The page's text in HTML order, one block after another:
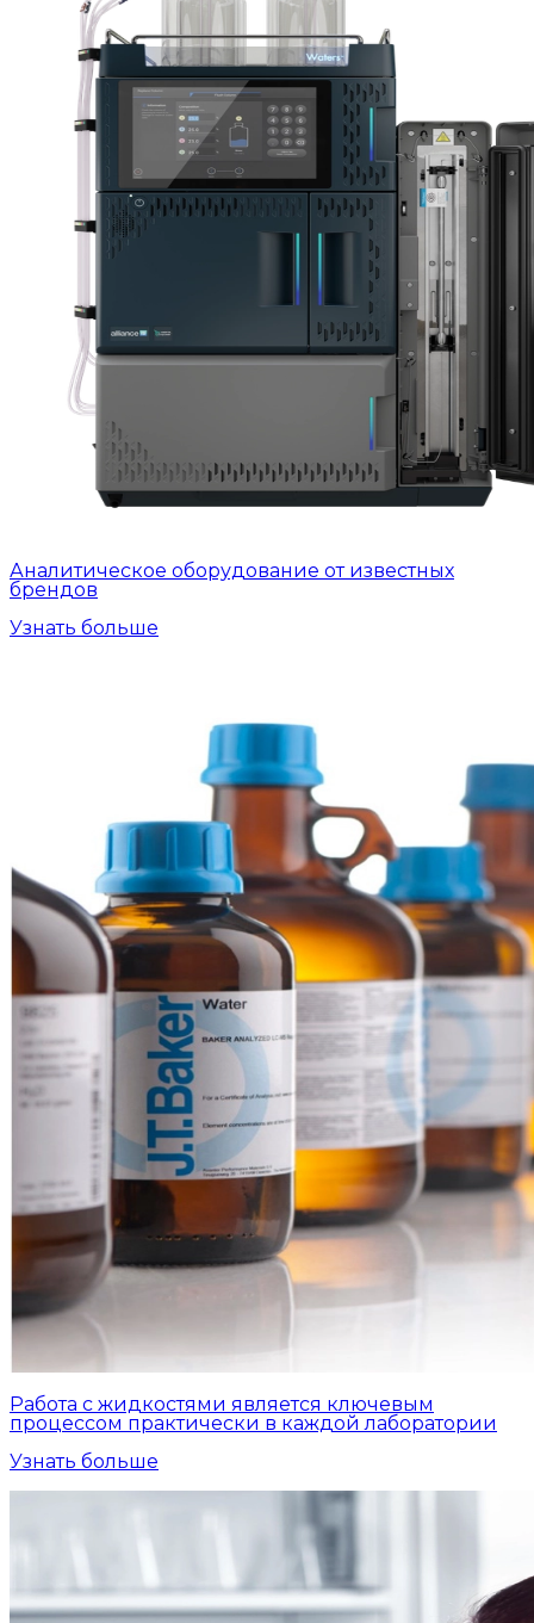
Аналитическое оборудование от известных
брендов
Узнать больше
Работа с жидкостями является ключевым
процессом практически в каждой лаборатории
Узнать больше